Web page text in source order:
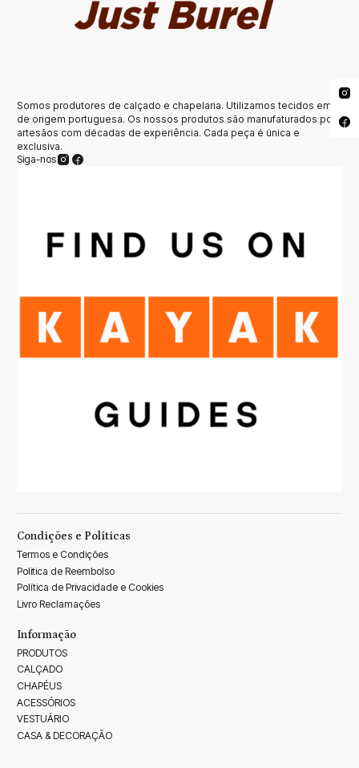
Somos produtores de calçado e chapelaria. Utilizamos tecidos em lã
de origem portuguesa. Os nossos produtos são manufaturados por
artesãos com décadas de experiência. Cada peça é única e
exclusiva.
Siga-nos
Condições e Políticas
Termos e Condições
Politica de Reembolso
Política de Privacidade e Cookies
Livro Reclamações
Informação
PRODUTOS
CALÇADO
CHAPÉUS
ACESSÓRIOS
VESTUÁRIO
CASA & DECORAÇÃO